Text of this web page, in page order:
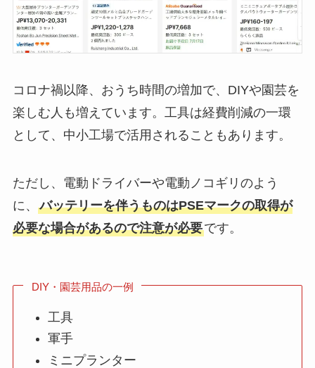
コロナ禍以降、おうち時間の増加で、DIYや園芸を
楽しむ人も増えています。工具は経費削減の一環
として、中小工場で活用されることもあります。
ただし、電動ドライバーや電動ノコギリのよう
に、 バッテリーを伴うものはPSEマークの取得が
必要な場合があるので注意が必要です。
DIY・園芸用品の一例
工具
軍手
ミニプランター